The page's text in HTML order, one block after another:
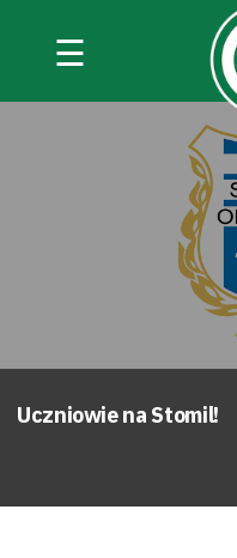
☰
Uczniowie na Stomil!